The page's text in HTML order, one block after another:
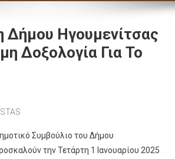
Δήμου Ηγουμενίτσας
Δοξολογία Για Το
Συμβούλιο του Δήμου
την Τετάρτη 1 Ιανουαρίου 2025